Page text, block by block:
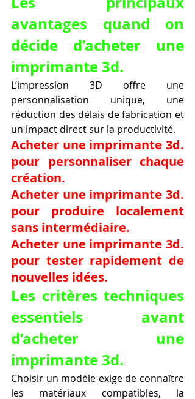
avantages quand on
décide d’acheter une
imprimante 3d.
L’impression 3D offre une
personnalisation unique, une
réduction des délais de fabrication et
un impact direct sur la productivité.
Acheter une imprimante 3d.
pour personnaliser chaque
création.
Acheter une imprimante 3d.
pour produire localement
sans intermédiaire.
Acheter une imprimante 3d.
pour tester rapidement de
nouvelles idées.
Les critères techniques
essentiels avant
d’acheter une
imprimante 3d.
Choisir un modèle exige de connaître
les matériaux compatibles, la